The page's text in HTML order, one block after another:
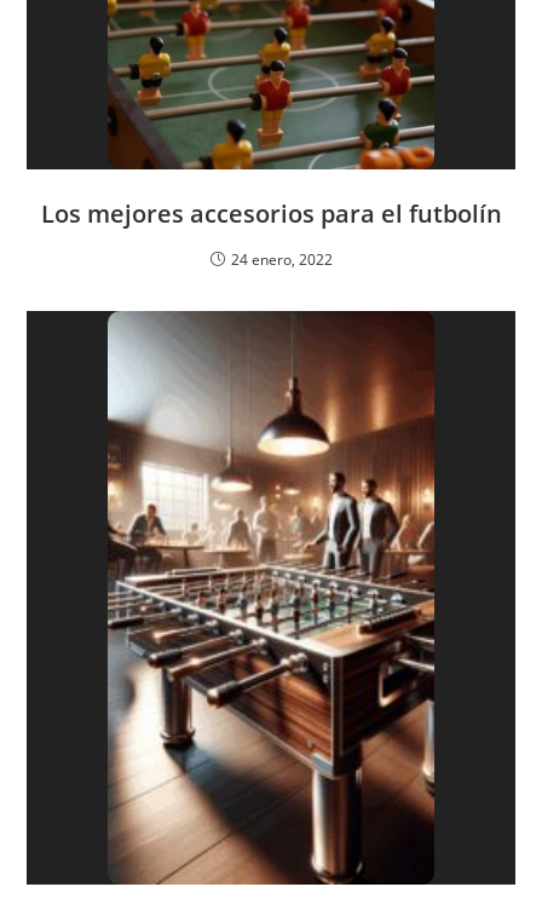
Los mejores accesorios para el futbolín
24 enero, 2022